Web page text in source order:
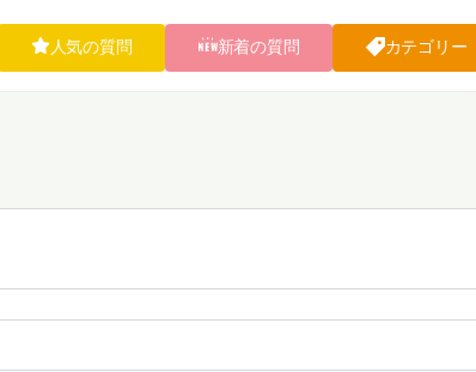
人気の質問 新着の質問 カテゴリー